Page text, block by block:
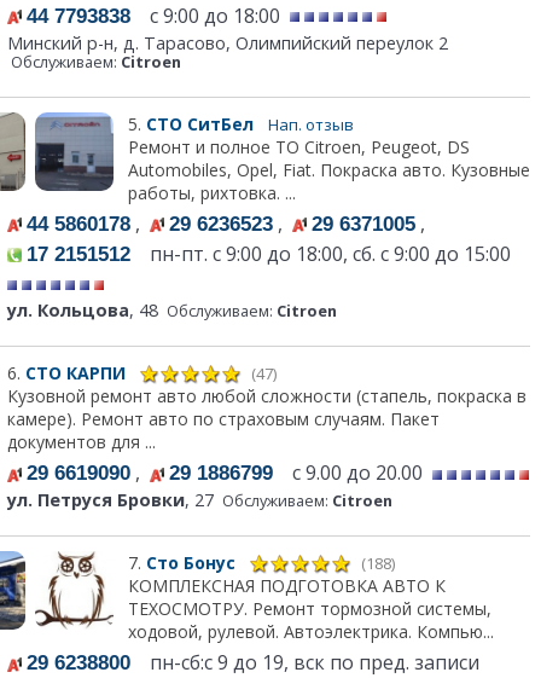
44 7793838 с 9:00 до 18:00
Минский р-н, д. Тарасово, Олимпийский переулок 2
Обслуживаем: Citroen
5. СТО СитБел Нап. отзыв
Ремонт и полное ТО Citroen, Peugeot, DS
Automobiles, Opel, Fiat. Покраска авто. Кузовные
работы, рихтовка. ...
44 5860178 , 29 6236523 , 29 6371005 ,
17 2151512 пн-пт. с 9:00 до 18:00, сб. с 9:00 до 15:00
ул. Кольцова, 48 Обслуживаем: Citroen
6. СТО КАРПИ (47)
Кузовной ремонт авто любой сложности (стапель, покраска в
камере). Ремонт авто по страховым случаям. Пакет
документов для ...
29 6619090 , 29 1886799 с 9.00 до 20.00
ул. Петруся Бровки, 27 Обслуживаем: Citroen
7. Сто Бонус (188)
КОМПЛЕКСНАЯ ПОДГОТОВКА АВТО К
ТЕХОСМОТРУ. Ремонт тормозной системы,
ходовой, рулевой. Автоэлектрика. Компью...
29 6238800 пн-сб:с 9 до 19, вск по пред. записи